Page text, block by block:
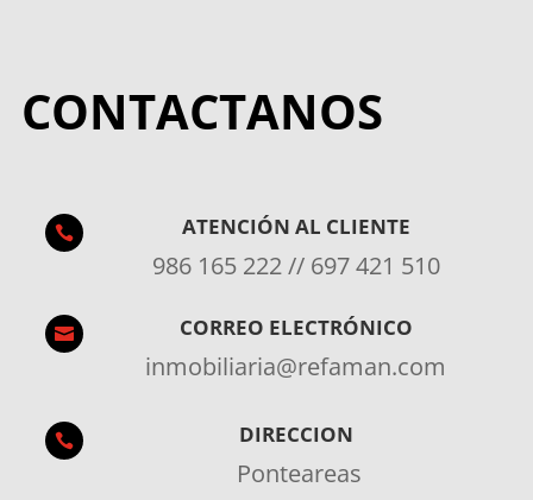
CONTACTANOS
 ATENCIÓN AL CLIENTE
986 165 222 // 697 421 510
 CORREO ELECTRÓNICO
inmobiliaria@refaman.com
 DIRECCION
Ponteareas